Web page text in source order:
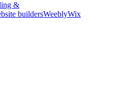
&
buildersWeeblyWix